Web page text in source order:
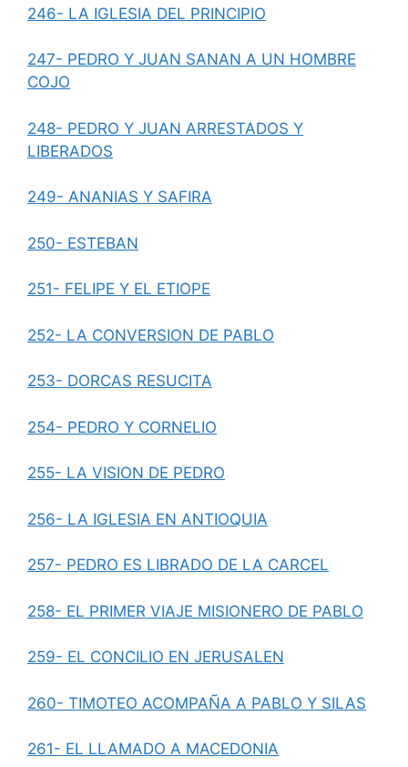
246- LA IGLESIA DEL PRINCIPIO
247- PEDRO Y JUAN SANAN A UN HOMBRE
COJO
248- PEDRO Y JUAN ARRESTADOS Y
LIBERADOS
249- ANANIAS Y SAFIRA
250- ESTEBAN
251- FELIPE Y EL ETIOPE
252- LA CONVERSION DE PABLO
253- DORCAS RESUCITA
254- PEDRO Y CORNELIO
255- LA VISION DE PEDRO
256- LA IGLESIA EN ANTIOQUIA
257- PEDRO ES LIBRADO DE LA CARCEL
258- EL PRIMER VIAJE MISIONERO DE PABLO
259- EL CONCILIO EN JERUSALEN
260- TIMOTEO ACOMPAÑA A PABLO Y SILAS
261- EL LLAMADO A MACEDONIA